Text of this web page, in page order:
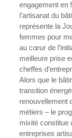
engagement en
l’artisanat du
représente la
femmes pour
au cœur de
meilleure prise
cheffes
Alors que le
transition
renouvellement
métiers – le
mixité constitue
entreprises